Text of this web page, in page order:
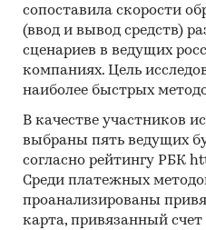
пакетов программ, к
наше агентство.
Контент-анализ
проведения Desk
кабинетного
проанализировать
лазерных сенсоров и
(рассчитать)
состояние в
сопоставила скорости
(ввод и вывод средств)
сценариев в ведущих
компаниях. Цель
наиболее быстрых
В качестве участников
выбраны пять ведущих
согласно рейтингу РБК
Среди платежных
проанализированы
карта, привязанный